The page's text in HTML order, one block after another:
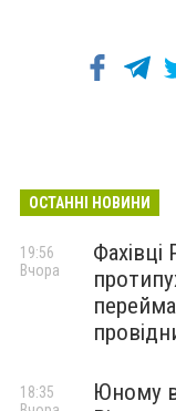
ОСТАННІ НОВИНИ
Фахівці
19:56
Вчора
Юному
18:35